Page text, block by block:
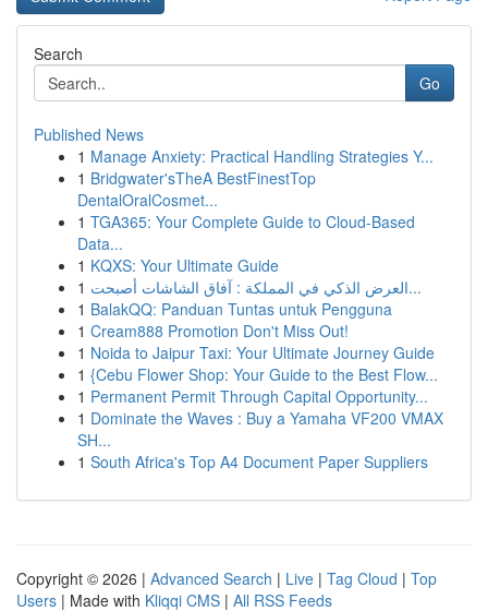
Search
Go
Published News
1 Manage Anxiety: Practical Handling Strategies Y...
1 Bridgwater'sTheA BestFinestTop
DentalOralCosmet...
1 TGA365: Your Complete Guide to Cloud-Based
Data...
1 KQXS: Your Ultimate Guide
1
العرض الذكي في المملكة : آفاق الشاشات أصبحت...
1 BalakQQ: Panduan Tuntas untuk Pengguna
1 Cream888 Promotion Don't Miss Out!
1 Noida to Jaipur Taxi: Your Ultimate Journey Guide
1 {Cebu Flower Shop: Your Guide to the Best Flow...
1 Permanent Permit Through Capital Opportunity...
1 Dominate the Waves : Buy a Yamaha VF200 VMAX
SH...
1 South Africa's Top A4 Document Paper Suppliers
Copyright © 2026 | Advanced Search | Live | Tag Cloud | Top
Users | Made with Kliqqi CMS | All RSS Feeds